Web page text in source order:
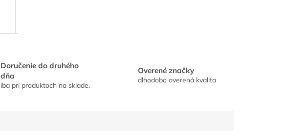
Doručenie do druhého
dňa
iba pri produktoch na sklade.
Overené značky
dlhodobo overená kvalita